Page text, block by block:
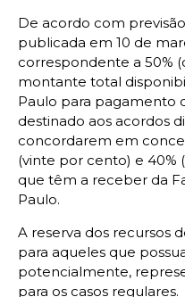
De acordo com
publicada em 10 de
correspondente a 50%
montante total
Paulo para pagamento
destinado aos acordos
concordarem em
(vinte por cento) e 40%
que têm a receber da
Paulo.
A reserva dos recursos
para aqueles que
potencialmente,
para os casos regulares.